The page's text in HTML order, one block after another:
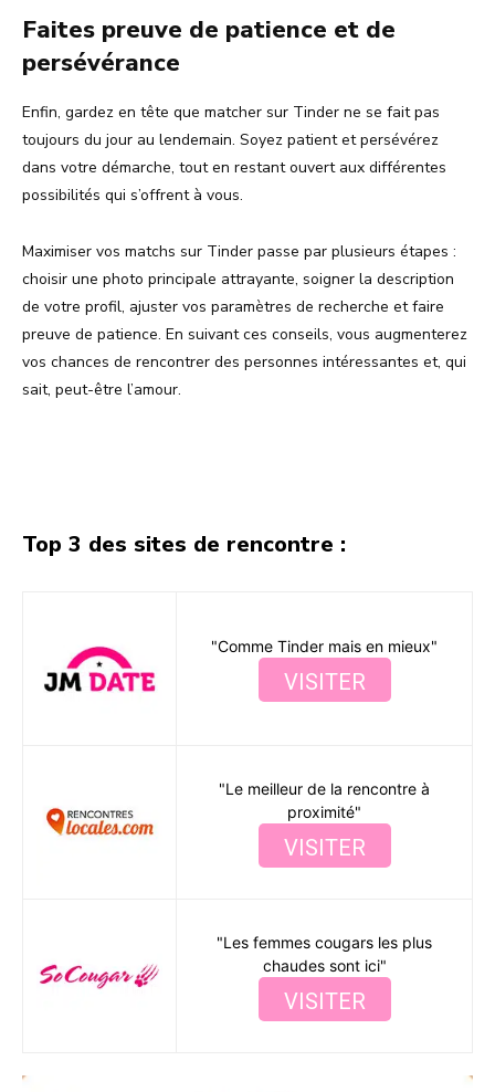
Faites preuve de patience et de
persévérance
Enfin, gardez en tête que matcher sur Tinder ne se fait pas
toujours du jour au lendemain. Soyez patient et persévérez
dans votre démarche, tout en restant ouvert aux différentes
possibilités qui s’offrent à vous.
Maximiser vos matchs sur Tinder passe par plusieurs étapes :
choisir une photo principale attrayante, soigner la description
de votre profil, ajuster vos paramètres de recherche et faire
preuve de patience. En suivant ces conseils, vous augmenterez
vos chances de rencontrer des personnes intéressantes et, qui
sait, peut-être l’amour.
Top 3 des sites de rencontre :
"Comme Tinder mais en mieux"
VISITER
"Le meilleur de la rencontre à
proximité"
VISITER
"Les femmes cougars les plus
chaudes sont ici"
VISITER